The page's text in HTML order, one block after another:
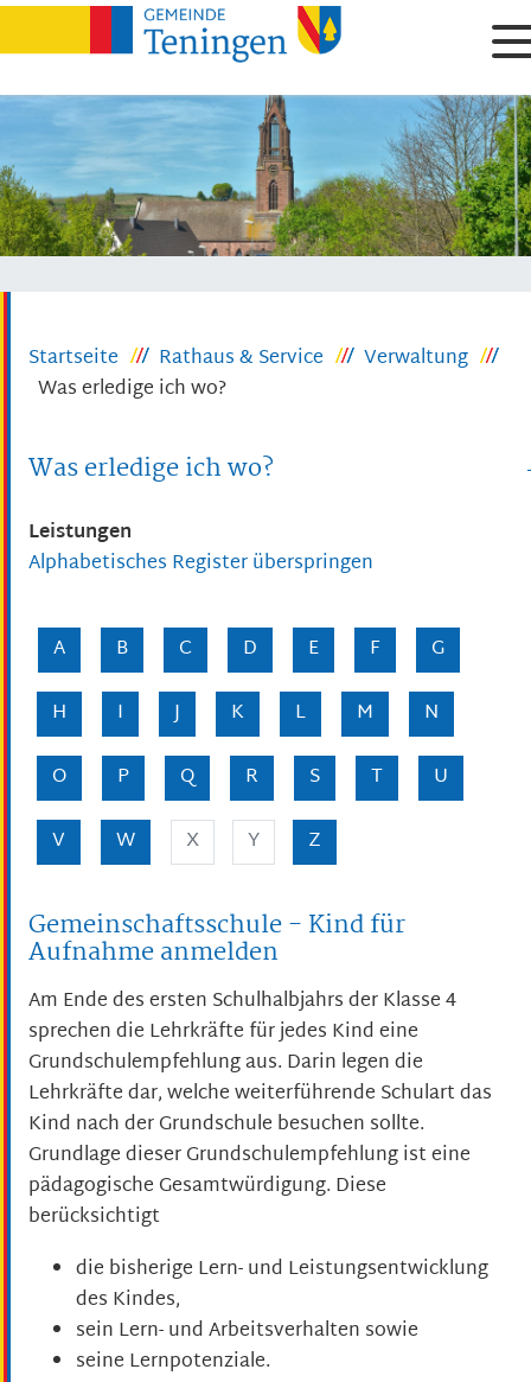
Startseite Rathaus & Service
Verwaltung
Was erledige ich wo?
Was erledige ich wo?
Leistungen
Alphabetisches Register überspringen
A B C D E F
G
H
I J K L M
N
O
P Q R S T
U
V
W X Y Z
Gemeinschaftsschule - Kind für
Aufnahme anmelden
Am Ende des ersten Schulhalbjahrs der Klasse 4
sprechen die Lehrkräfte für jedes Kind eine
Grundschulempfehlung aus. Darin legen die
Lehrkräfte dar, welche weiterführende Schulart das
Kind nach der Grundschule besuchen sollte.
Grundlage dieser Grundschulempfehlung ist eine
pädagogische Gesamtwürdigung. Diese
berücksichtigt
die bisherige Lern- und Leistungsentwicklung
des Kindes,
sein Lern- und Arbeitsverhalten sowie
seine Lernpotenziale.